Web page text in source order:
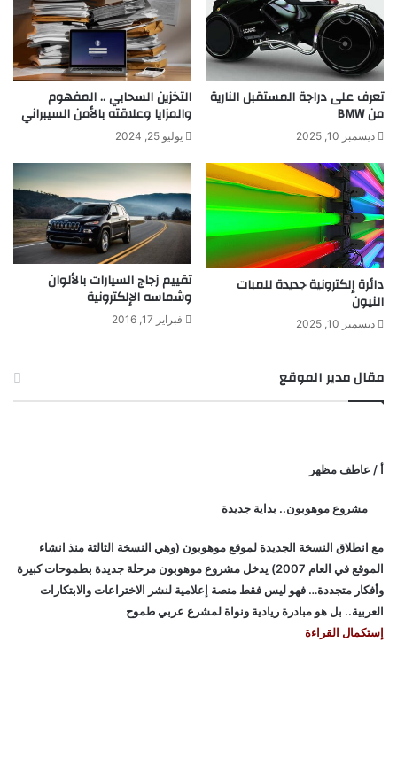
تعرف على دراجة المستقبل النارية
من BMW
ديسمبر 10, 2025
التخزين السحابي .. المفهوم
والمزايا وعلاقته بالأمن السيبراني
يوليو 25, 2024
دائرة إلكترونية جديدة للمبات
النيون
ديسمبر 10, 2025
تقييم زجاج السيارات بالألوان
وشماسه الإلكترونية
فبراير 17, 2016
مقال مدير الموقع
أ / عاطف مظهر
مشروع موهوبون.. بداية جديدة
مع انطلاق النسخة الجديدة لموقع موهوبون (وهي النسخة الثالثة منذ انشاء
الموقع في العام 2007) يدخل مشروع موهوبون مرحلة جديدة بطموحات كبيرة
وأفكار متجددة… فهو ليس فقط منصة إعلامية لنشر الاختراعات والابتكارات
العربية.. بل هو مبادرة ريادية ونواة لمشرع عربي طموح
إستكمال القراءة